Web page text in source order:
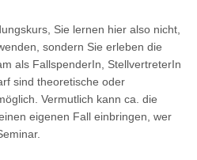
Sie lernen hier also nicht,
sondern Sie erleben die
als FallspenderIn, StellvertreterIn
sind theoretische oder
Vermutlich kann ca. die
eigenen Fall einbringen, wer